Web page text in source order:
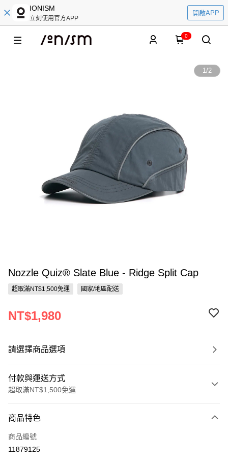
IONISM
立刻使用官方APP
開啟APP
0
1/2
Nozzle Quiz® Slate Blue - Ridge Split Cap
超取滿NT$1,500免運 國家/地區配送
NT$1,980
請選擇商品選項
付款與運送方式
超取滿NT$1,500免運
信用卡一次付款
信用卡分期付款
商品特色
商品編號
11879125